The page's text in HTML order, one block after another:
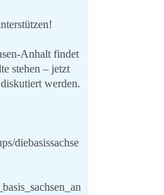
Anhalt findet
stehen – jetzt
werden.
diebasissachse